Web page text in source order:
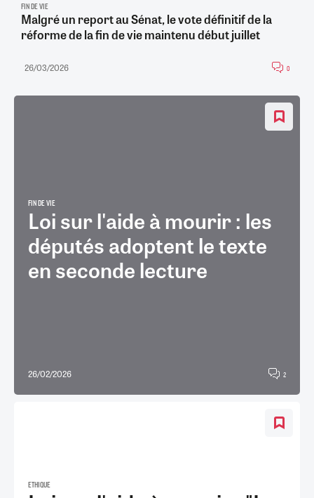
FIN DE VIE
Malgré un report au Sénat, le vote définitif de la
réforme de la fin de vie maintenu début juillet
26/03/2026 0
FIN DE VIE
Loi sur l'aide à mourir : les
députés adoptent le texte
en seconde lecture
26/02/2026 2
ETHIQUE